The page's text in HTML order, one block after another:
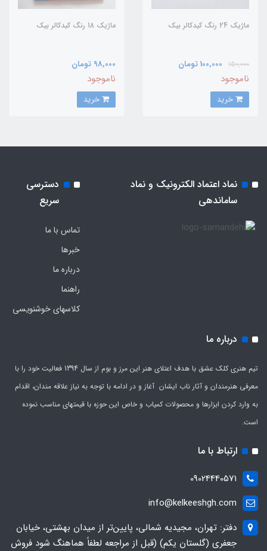
ماژیک 24 رنگ کیدکالر بیک
150,000 100,000 تومان
ناموجود
ماژیک 18 رنگ کیدکالر بیک
98,000 تومان
ناموجود
نماد اعتماد الکترونیک و نماد
ساماندهی
دسترسی
سریع
تماس با ما
خبرها
درباره ما
راهنما
کلاسهای خوشنویسی
درباره ما
تیم هنری کلک عشق با هدف اعتلای هنر این مرز و بوم از سال 1394 فعالیت خود را با
معرفی هنرمندان و آثار ناب ایشان آغاز و در ادامه با توجه به نیاز علاقه مندان، اقدام
به وارد کردن ابزارها و محصولات کمیاب و خاص این حوزه با قیمتهای مناسب نموده
است.
ارتباط با ما
09024440571
info@kelkeeshgh.com
دفتر: تهران، مجیدیه شمالی، پایین‌تر از میدان بهشتی، خیابان
جعفری (گلستان یکم) (قبل از مراجعه لطفاً هماهنگ شود فروش